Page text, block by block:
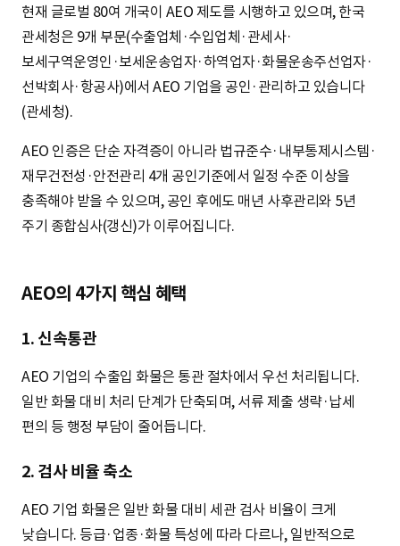
현재 글로벌 80여 개국이 AEO 제도를 시행하고 있으며, 한국
관세청은 9개 부문(수출업체·수입업체·관세사·
보세구역운영인·보세운송업자·하역업자·화물운송주선업자·
선박회사·항공사)에서 AEO 기업을 공인·관리하고 있습니다
(관세청).
AEO 인증은 단순 자격증이 아니라 법규준수·내부통제시스템·
재무건전성·안전관리 4개 공인기준에서 일정 수준 이상을
충족해야 받을 수 있으며, 공인 후에도 매년 사후관리와 5년
주기 종합심사(갱신)가 이루어집니다.
AEO의 4가지 핵심 혜택
1. 신속통관
AEO 기업의 수출입 화물은 통관 절차에서 우선 처리됩니다.
일반 화물 대비 처리 단계가 단축되며, 서류 제출 생략·납세
편의 등 행정 부담이 줄어듭니다.
2. 검사 비율 축소
AEO 기업 화물은 일반 화물 대비 세관 검사 비율이 크게
낮습니다. 등급·업종·화물 특성에 따라 다르나, 일반적으로